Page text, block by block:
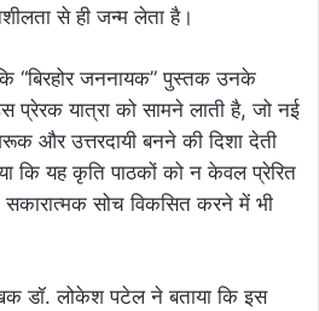
से ही जन्म लेता है।
“बिरहोर जननायक” पुस्तक उनके
प्रेरक यात्रा को सामने लाती है, जो नई
और उत्तरदायी बनने की दिशा देती
कि यह कृति पाठकों को न केवल प्रेरित
सोच विकसित करने में भी
डॉ. लोकेश पटेल ने बताया कि इस